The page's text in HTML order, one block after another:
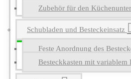
Zubehör für den
Schubladen und Besteckeinsatz
Feste Anordnung des
Besteckkasten mit variablem